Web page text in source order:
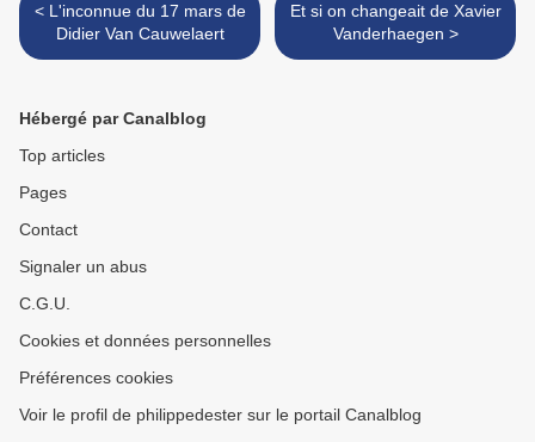
< L'inconnue du 17 mars de
Didier Van Cauwelaert
Et si on changeait de Xavier
Vanderhaegen >
Hébergé par Canalblog
Top articles
Pages
Contact
Signaler un abus
C.G.U.
Cookies et données personnelles
Préférences cookies
Voir le profil de philippedester sur le portail Canalblog